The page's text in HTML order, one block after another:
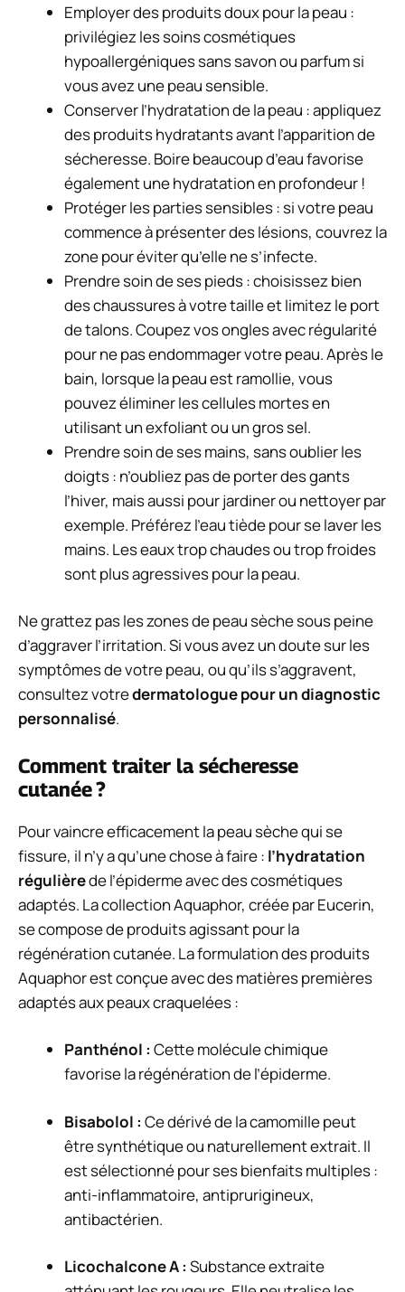
Employer des produits doux pour la peau :
privilégiez les soins cosmétiques
hypoallergéniques sans savon ou parfum si
vous avez une peau sensible.
Conserver l’hydratation de la peau : appliquez
des produits hydratants avant l’apparition de
sécheresse. Boire beaucoup d’eau favorise
également une hydratation en profondeur !
Protéger les parties sensibles: si votre peau
commence à présenter des lésions, couvrez la
zone pour éviter qu’elle ne s’infecte.
Prendre soin de ses pieds: choisissez bien
des chaussures à votre taille et limitez le port
de talons. Coupez vos ongles avec régularité
pour ne pas endommager votre peau. Après le
bain, lorsque la peau est ramollie, vous
pouvez éliminer les cellules mortes en
utilisant un exfoliant ou un gros sel.
Prendre soin de ses mains, sans oublier les
doigts: n’oubliez pas de porter des gants
l’hiver, mais aussi pour jardiner ou nettoyer par
exemple. Préférez l’eau tiède pour se laver les
mains. Les eaux trop chaudes ou trop froides
sont plus agressives pour la peau.
Ne grattez pas les zones de peau sèche sous peine
d’aggraver l’irritation. Si vous avez un doute sur les
symptômes de votre peau, ou qu’ils s’aggravent,
consultez votredermatologue pour un diagnostic
personnalisé.
Comment traiter la sécheresse
cutanée ?
Pour vaincre efficacement lapeau sèche qui se
fissure, il n’y a qu’une chose à faire : l’hydratation
régulièrede l’épiderme avec des cosmétiques
adaptés. Lacollection Aquaphor, créée par Eucerin,
se compose de produits agissant pour la
régénération cutanée. La formulation des produits
Aquaphor est conçue avec desmatières premières
adaptés aux peaux craquelées :
Panthénol : Cette molécule chimique
favorise la régénération de l’épiderme.
Bisabolol : Ce dérivé de la camomille peut
être synthétique ou naturellement extrait. Il
est sélectionné pour ses bienfaits multiples :
anti-inflammatoire, antiprurigineux,
antibactérien.
Licochalcone A : Substance extraite